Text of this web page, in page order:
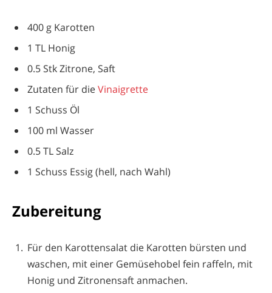
400 g Karotten
1 TL Honig
0.5 Stk Zitrone, Saft
Zutaten für dieVinaigrette
1 Schuss Öl
100 ml Wasser
0.5 TL Salz
1 Schuss Essig (hell, nach Wahl)
Zubereitung
Für den Karottensalat die Karotten bürsten und
waschen, mit einer Gemüsehobel fein raffeln, mit
Honig und Zitronensaft anmachen.